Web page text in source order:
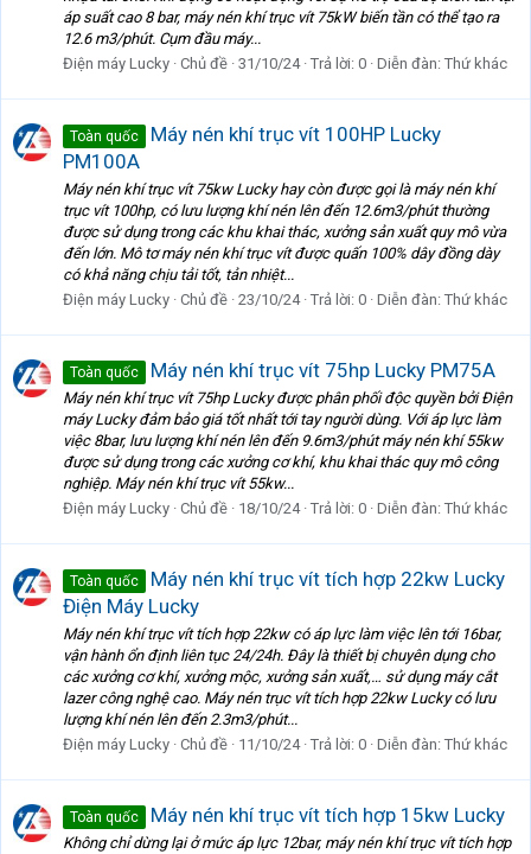
áp suất cao 8 bar, máy nén khí trục vít 75kW biến tần có thể tạo ra
12.6 m3/phút. Cụm đầu máy...
Điện máy Lucky Chủ đề 31/10/24 Trả lời: 0 Diễn đàn: Thứ khác
Toàn quốc
Máy nén khí trục vít 100HP Lucky
PM100A
Máy nén khí trục vít 75kw Lucky hay còn được gọi là máy nén khí
trục vít 100hp, có lưu lượng khí nén lên đến 12.6m3/phút thường
được sử dụng trong các khu khai thác, xưởng sản xuất quy mô vừa
đến lớn. Mô tơ máy nén khí trục vít được quấn 100% dây đồng dày
có khả năng chịu tải tốt, tản nhiệt...
Điện máy Lucky Chủ đề 23/10/24 Trả lời: 0 Diễn đàn: Thứ khác
Toàn quốc Máy nén khí trục vít 75hp Lucky PM75A
Máy nén khí trục vít 75hp Lucky được phân phối độc quyền bởi Điện
máy Lucky đảm bảo giá tốt nhất tới tay người dùng. Với áp lực làm
việc 8bar, lưu lượng khí nén lên đến 9.6m3/phút máy nén khí 55kw
được sử dụng trong các xưởng cơ khí, khu khai thác quy mô công
nghiệp. Máy nén khí trục vít 55kw...
Điện máy Lucky Chủ đề 18/10/24 Trả lời: 0 Diễn đàn: Thứ khác
Toàn quốc
Máy nén khí trục vít tích hợp 22kw Lucky
Điện Máy Lucky
Máy nén khí trục vít tích hợp 22kw có áp lực làm việc lên tới 16bar,
vận hành ổn định liên tục 24/24h. Đây là thiết bị chuyên dụng cho
các xưởng cơ khí, xưởng mộc, xưởng sản xuất,… sử dụng máy cắt
lazer công nghệ cao. Máy nén trục vít tích hợp 22kw Lucky có lưu
lượng khí nén lên đến 2.3m3/phút...
Điện máy Lucky Chủ đề 11/10/24 Trả lời: 0 Diễn đàn: Thứ khác
Toàn quốc Máy nén khí trục vít tích hợp 15kw Lucky
Không chỉ dừng lại ở mức áp lực 12bar, máy nén khí trục vít tích hợp